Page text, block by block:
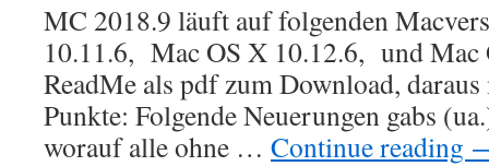
MC 2018.9 läuft auf folgenden
10.11.6, Mac OS X 10.12.6, und Mac
ReadMe als pdf zum Download,
Punkte: Folgende Neuerungen gabs
worauf alle ohne … Continue reading